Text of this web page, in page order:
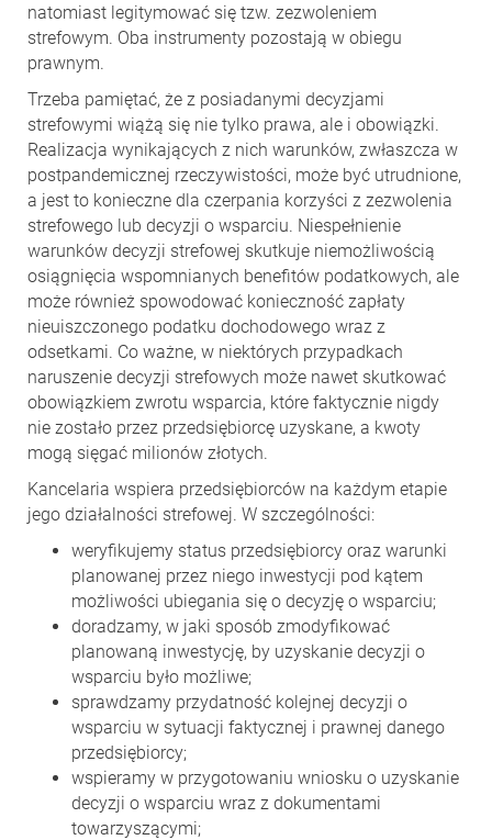
natomiast legitymować się tzw. zezwoleniem
strefowym. Oba instrumenty pozostają w obiegu
prawnym.
Trzeba pamiętać, że z posiadanymi decyzjami
strefowymi wiążą się nie tylko prawa, ale i obowiązki.
Realizacja wynikających z nich warunków, zwłaszcza w
postpandemicznej rzeczywistości, może być utrudnione,
a jest to konieczne dla czerpania korzyści z zezwolenia
strefowego lub decyzji o wsparciu. Niespełnienie
warunków decyzji strefowej skutkuje niemożliwością
osiągnięcia wspomnianych benefitów podatkowych, ale
może również spowodować konieczność zapłaty
nieuiszczonego podatku dochodowego wraz z
odsetkami. Co ważne, w niektórych przypadkach
naruszenie decyzji strefowych może nawet skutkować
obowiązkiem zwrotu wsparcia, które faktycznie nigdy
nie zostało przez przedsiębiorcę uzyskane, a kwoty
mogą sięgać milionów złotych.
Kancelaria wspiera przedsiębiorców na każdym etapie
jego działalności strefowej. W szczególności:
weryfikujemy status przedsiębiorcy oraz warunki
planowanej przez niego inwestycji pod kątem
możliwości ubiegania się o decyzję o wsparciu;
doradzamy, w jaki sposób zmodyfikować
planowaną inwestycję, by uzyskanie decyzji o
wsparciu było możliwe;
sprawdzamy przydatność kolejnej decyzji o
wsparciu w sytuacji faktycznej i prawnej danego
przedsiębiorcy;
wspieramy w przygotowaniu wniosku o uzyskanie
decyzji o wsparciu wraz z dokumentami
towarzyszącymi;